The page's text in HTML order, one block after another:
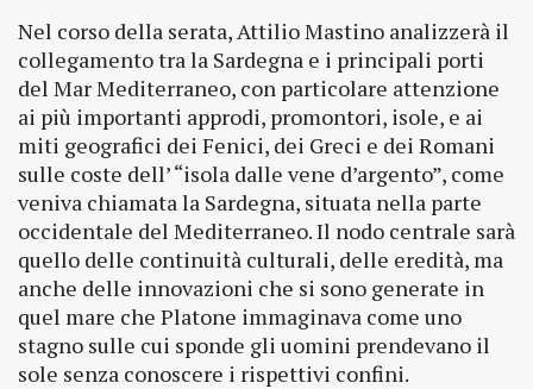
Nel corso della serata, Attilio Mastino analizzerà il
collegamento tra la Sardegna e i principali porti
del Mar Mediterraneo, con particolare attenzione
ai più importanti approdi, promontori, isole, e ai
miti geografici dei Fenici, dei Greci e dei Romani
sulle coste dell’ “isola dalle vene d’argento”, come
veniva chiamata la Sardegna, situata nella parte
occidentale del Mediterraneo. Il nodo centrale sarà
quello delle continuità culturali, delle eredità, ma
anche delle innovazioni che si sono generate in
quel mare che Platone immaginava come uno
stagno sulle cui sponde gli uomini prendevano il
sole senza conoscere i rispettivi confini.